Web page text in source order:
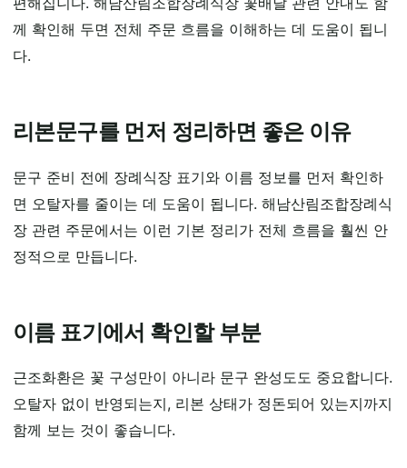
께 확인해 두면 전체 주문 흐름을 이해하는 데 도움이 됩니
다.
리본문구를 먼저 정리하면 좋은 이유
문구 준비 전에 장례식장 표기와 이름 정보를 먼저 확인하
면 오탈자를 줄이는 데 도움이 됩니다. 해남산림조합장례식
장 관련 주문에서는 이런 기본 정리가 전체 흐름을 훨씬 안
정적으로 만듭니다.
이름 표기에서 확인할 부분
근조화환은 꽃 구성만이 아니라 문구 완성도도 중요합니다.
오탈자 없이 반영되는지, 리본 상태가 정돈되어 있는지까지
함께 보는 것이 좋습니다.